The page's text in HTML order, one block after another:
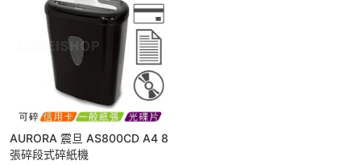
AURORA 震旦 AS800CD A4 8
張碎段式碎紙機